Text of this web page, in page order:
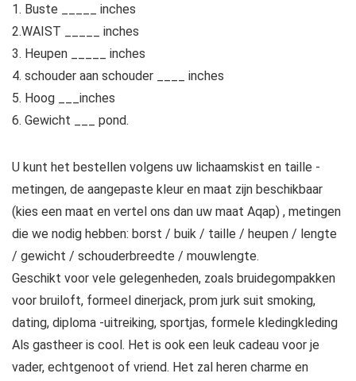
1. Buste _____ inches
2.WAIST _____ inches
3. Heupen _____ inches
4. schouder aan schouder ____ inches
5. Hoog ___inches
6. Gewicht ___ pond.
U kunt het bestellen volgens uw lichaamskist en taille -
metingen, de aangepaste kleur en maat zijn beschikbaar
(kies een maat en vertel ons dan uw maat Aqap) , metingen
die we nodig hebben: borst / buik / taille / heupen / lengte
/ gewicht / schouderbreedte / mouwlengte.
Geschikt voor vele gelegenheden, zoals bruidegompakken
voor bruiloft, formeel dinerjack, prom jurk suit smoking,
dating, diploma -uitreiking, sportjas, formele kledingkleding
Als gastheer is cool. Het is ook een leuk cadeau voor je
vader, echtgenoot of vriend. Het zal heren charme en